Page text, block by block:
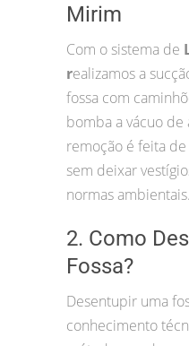
Mirim
Com o sistema de
realizamos a
fossa com
bomba a vácuo
remoção é feita
sem deixar
normas ambientais.
2. Como
Fossa?
Desentupir uma
conhecimento